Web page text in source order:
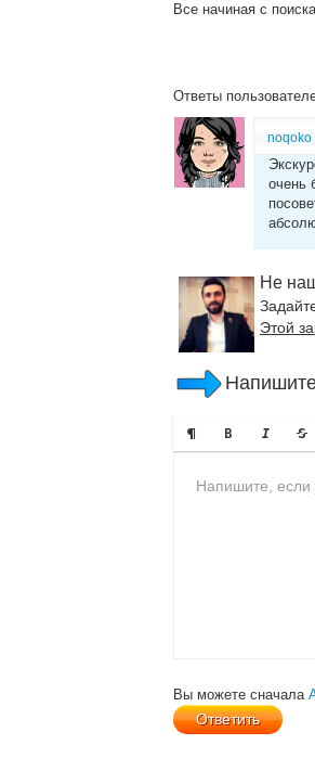
Все начиная с
Ответы
noqoko
очень
Не
Этой
Вы можете сначала